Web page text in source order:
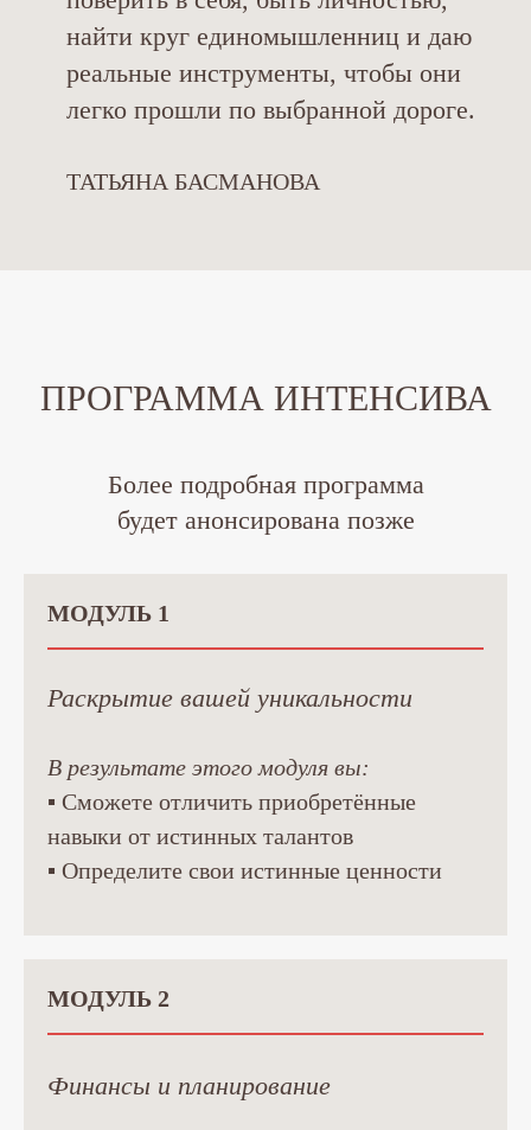
найти круг единомышленниц и даю
реальные инструменты, чтобы они
легко прошли по выбранной дороге.
ТАТЬЯНА БАСМАНОВА
ПРОГРАММА ИНТЕНСИВА
Более подробная программа
будет анонсирована позже
МОДУЛЬ 1
Раскрытие вашей уникальности
В результате этого модуля вы:
▪ Сможете отличить приобретённые
навыки от истинных талантов
▪ Определите свои истинные ценности
МОДУЛЬ 2
Финансы и планирование